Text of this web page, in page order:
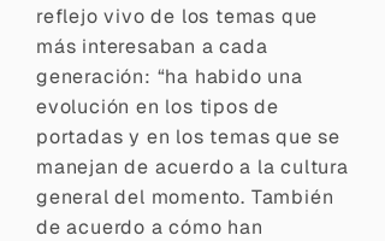
reflejo vivo de los temas que
más interesaban a cada
generación: “ha habido una
evolución en los tipos de
portadas y en los temas que se
manejan de acuerdo a la cultura
general del momento. También
de acuerdo a cómo han